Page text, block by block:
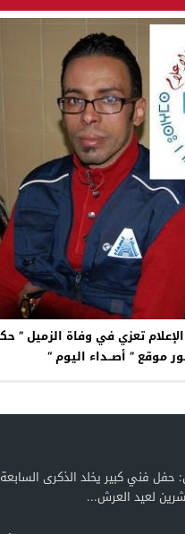
تعزي في وفاة الزميل ”
موقع ” أصــداء اليوم “
فني كبير يخلد الذكرى السابعة
لعيد العرش...